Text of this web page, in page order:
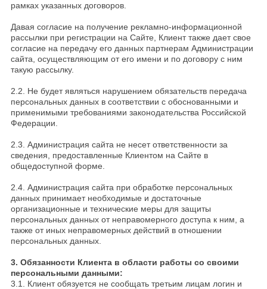
рамках указанных договоров.
Давая согласие на получение рекламно-информационной
рассылки при регистрации на Сайте, Клиент также дает свое
согласие на передачу его данных партнерам Администрации
сайта, осуществляющим от его имени и по договору с ним
такую рассылку.
2.2. Не будет являться нарушением обязательств передача
персональных данных в соответствии с обоснованными и
применимыми требованиями законодательства Российской
Федерации.
2.3. Администрация сайта не несет ответственности за
сведения, предоставленные Клиентом на Сайте в
общедоступной форме.
2.4. Администрация сайта при обработке персональных
данных принимает необходимые и достаточные
организационные и технические меры для защиты
персональных данных от неправомерного доступа к ним, а
также от иных неправомерных действий в отношении
персональных данных.
3. Обязанности Клиента в области работы со своими
персональными данными:
3.1. Клиент обязуется не сообщать третьим лицам логин и